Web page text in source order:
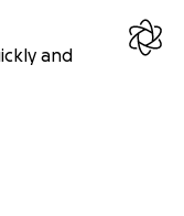
and